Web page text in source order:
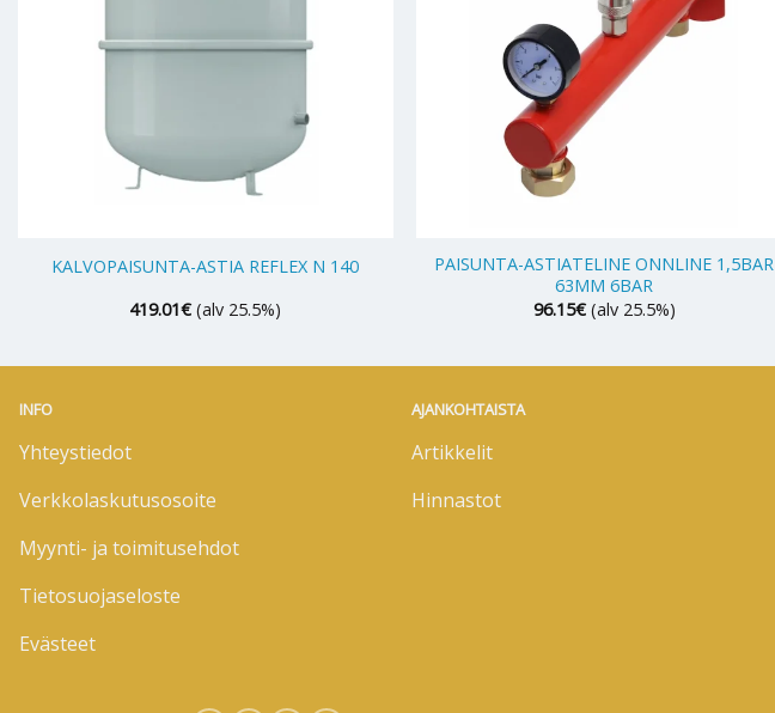
KALVOPAISUNTA-ASTIA REFLEX N 140
419.01€ (alv 25.5%)
PAISUNTA-ASTIATELINE ONNLINE 1,5BAR
63MM 6BAR
96.15€ (alv 25.5%)
INFO
Yhteystiedot
Verkkolaskutusosoite
Myynti- ja toimitusehdot
Tietosuojaseloste
Evästeet
AJANKOHTAISTA
Artikkelit
Hinnastot